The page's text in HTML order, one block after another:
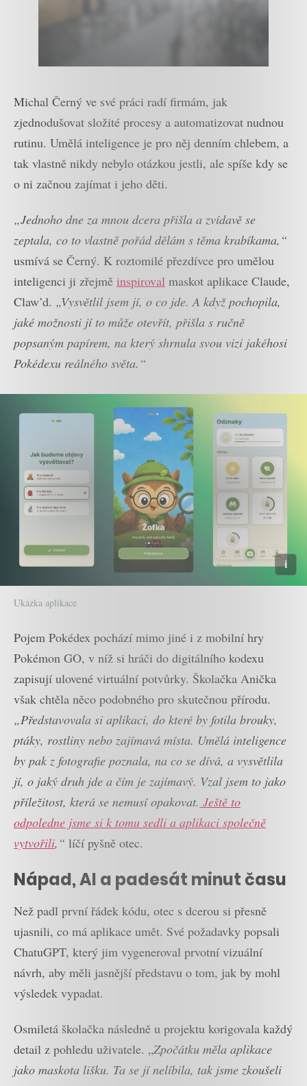
Michal Černý ve své práci radí firmám, jak
zjednodušovat složité procesy a automatizovat nudnou
rutinu. Umělá inteligence je pro něj denním chlebem, a
tak vlastně nikdy nebylo otázkou jestli, ale spíše kdy se
o ni začnou zajímat i jeho děti.
„Jednoho dne za mnou dcera přišla a zvídavě se
zeptala, co to vlastně pořád dělám s těma krabíkama,“
usmívá se Černý. K roztomilé přezdívce pro umělou
inteligenci ji zřejmě inspiroval maskot aplikace Claude,
Claw’d. „Vysvětlil jsem jí, o co jde. A když pochopila,
jaké možnosti jí to může otevřít, přišla s ručně
popsaným papírem, na který shrnula svou vizi jakéhosi
Pokédexu reálného světa.“
Ukázka aplikace
Pojem Pokédex pochází mimo jiné i z mobilní hry
Pokémon GO, v níž si hráči do digitálního kodexu
zapisují ulovené virtuální potvůrky. Školačka Anička
však chtěla něco podobného pro skutečnou přírodu.
„Představovala si aplikaci, do které by fotila brouky,
ptáky, rostliny nebo zajímavá místa. Umělá inteligence
by pak z fotografie poznala, na co se dívá, a vysvětlila
jí, o jaký druh jde a čím je zajímavý. Vzal jsem to jako
příležitost, která se nemusí opakovat. Ještě to
odpoledne jsme si k tomu sedli a aplikaci společně
vytvořili,“ líčí pyšně otec.
Nápad, AI a padesát minut času
Než padl první řádek kódu, otec s dcerou si přesně
ujasnili, co má aplikace umět. Své požadavky popsali
ChatuGPT, který jim vygeneroval prvotní vizuální
návrh, aby měli jasnější představu o tom, jak by mohl
výsledek vypadat.
Osmiletá školačka následně u projektu korigovala každý
detail z pohledu uživatele. „Zpočátku měla aplikace
jako maskota lišku. Ta se jí nelíbila, tak jsme zkoušeli